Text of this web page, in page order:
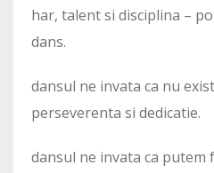
har, talent si disciplina –
dans.
dansul ne invata ca nu
perseverenta si dedicatie.
dansul ne invata ca putem